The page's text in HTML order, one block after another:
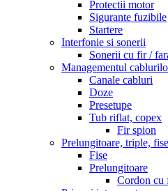
Protectii motor
Sigurante fuzibile
Startere
Interfonie si sonerii
Sonerii cu fir /
Managementul
Canale cabluri
Doze
Presetupe
Tub riflat, copex
Fir spion
Prelungitoare, triple, fise
Fise
Prelungitoare
Cordon cu